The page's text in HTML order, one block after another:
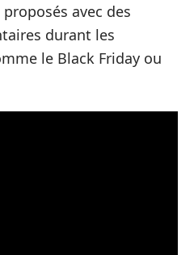
avec des
durant les
le Black Friday ou